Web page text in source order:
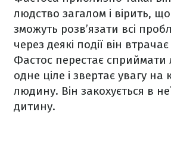
людство загалом і вірить, що
зможуть розв’язати всі
через деякі події він
Фастос перестає сприймати
одне ціле і звертає увагу на
людину. Він закохується в
дитину.